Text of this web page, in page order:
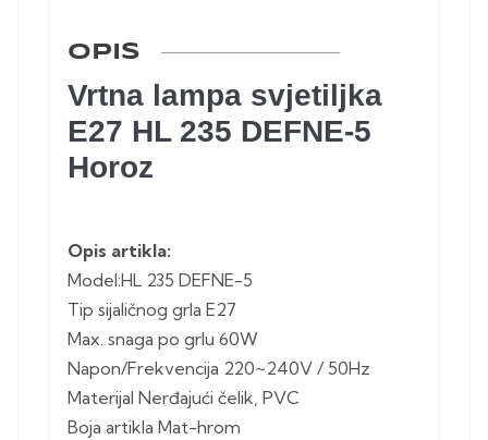
OPIS
Vrtna lampa svjetiljka
E27 HL 235 DEFNE-5
Horoz
Opis artikla:
Model:HL 235 DEFNE-5
Tip sijaličnog grla E27
Max. snaga po grlu 60W
Napon/Frekvencija 220~240V / 50Hz
Materijal Nerđajući čelik, PVC
Boja artikla Mat-hrom